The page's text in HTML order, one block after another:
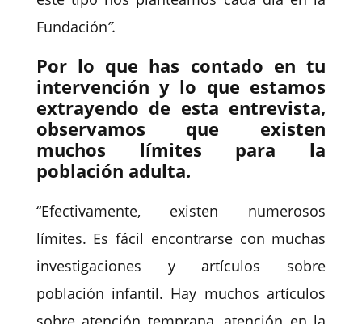
Fundación”.
Por lo que has contado en tu
intervención y lo que estamos
extrayendo de esta entrevista,
observamos que existen
muchos límites para la
población adulta.
“Efectivamente, existen numerosos
límites. Es fácil encontrarse con muchas
investigaciones y artículos sobre
población infantil. Hay muchos artículos